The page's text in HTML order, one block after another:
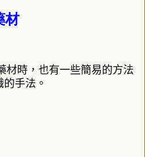
材
時，也有一些簡易的方法
手法。